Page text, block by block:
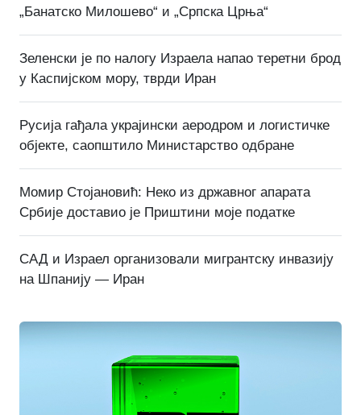
„Банатско Милошево“ и „Српска Црња“
Зеленски је по налогу Израела напао теретни брод
у Каспијском мору, тврди Иран
Русија гађала украјински аеродром и логистичке
објекте, саопштило Министарство одбране
Момир Стојановић: Неко из државног апарата
Србије доставио је Приштини моје податке
САД и Израел организовали мигрантску инвазију
на Шпанију — Иран